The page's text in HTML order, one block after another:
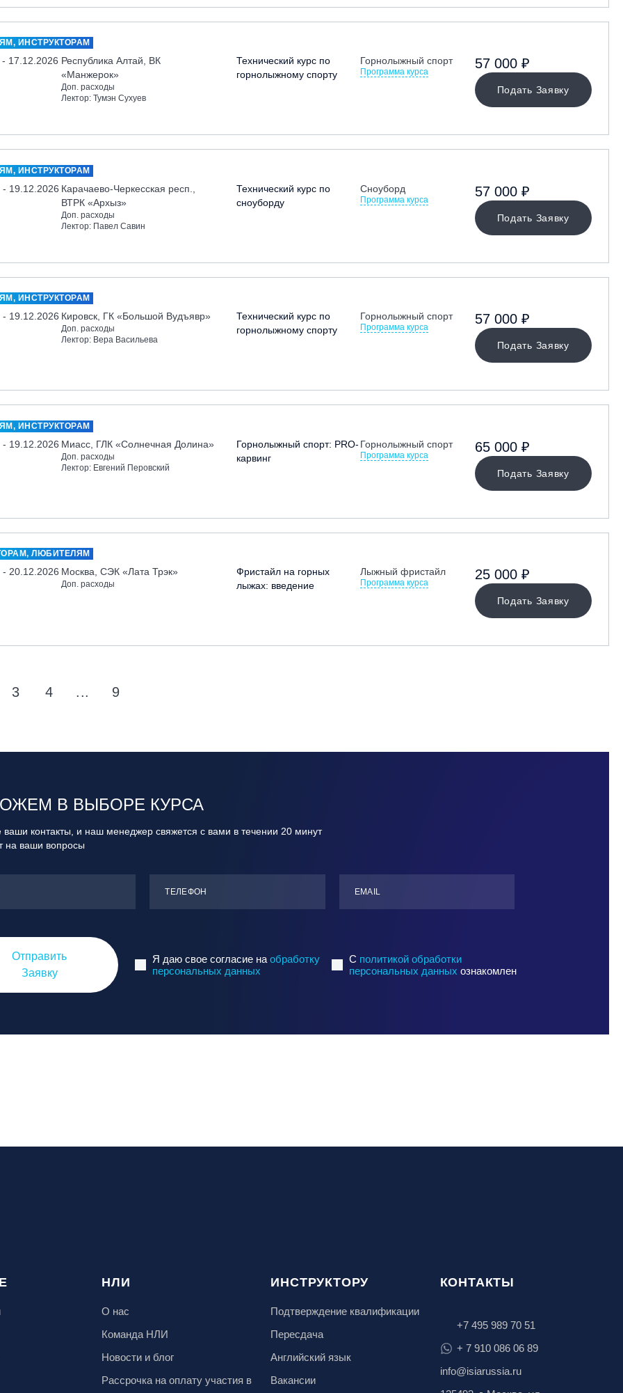
ИНСТРУКТОРАМ
17.12.2026 Республика Алтай, ВК
«Манжерок»
Доп. расходы
Лектор: Тумэн Сухуев
Технический курс по
горнолыжному спорту
Горнолыжный спорт
Программа курса
Подать Заявку
57 000 ₽
ИНСТРУКТОРАМ
- 19.12.2026 Карачаево-Черкесская респ.,
ВТРК «Архыз»
Доп. расходы
Лектор: Павел Савин
Технический курс по
сноуборду
Сноуборд
Программа курса
Подать Заявку
57 000 ₽
ИНСТРУКТОРАМ
- 19.12.2026 Кировск, ГК «Большой Вудъявр»
Доп. расходы
Лектор: Вера Васильева
Технический курс по
горнолыжному спорту
Горнолыжный спорт
Программа курса
Подать Заявку
57 000 ₽
ИНСТРУКТОРАМ
- 19.12.2026 Миасс, ГЛК «Солнечная Долина»
Доп. расходы
Лектор: Евгений Перовский
Горнолыжный спорт: PRO-
карвинг
Горнолыжный спорт
Программа курса
Подать Заявку
65 000 ₽
ЛЮБИТЕЛЯМ
- 20.12.2026 Москва, СЭК «Лата Трэк»
Доп. расходы
Фристайл на горных
лыжах: введение
Лыжный фристайл
Программа курса
Подать Заявку
25 000 ₽
3 4 ... 9
В ВЫБОРЕ КУРСА
ваши контакты, и наш менеджер свяжется с вами в течении 20 минут
на ваши вопросы
ТЕЛЕФОН ЕMАIL
Отправить
Заявку
Я даю свое согласие наобработку
персональных данных
C политикой обработки
персональных данных ознакомлен
НЛИ
О нас
Команда НЛИ
Новости и блог
Рассрочка на оплату участия в
ИНСТРУКТОРУ
Подтверждение квалификации
Пересдача
Английский язык
Вакансии
КОНТАКТЫ
+7 495 989 70 51
+ 7 910 086 06 89
info@isiarussia.ru